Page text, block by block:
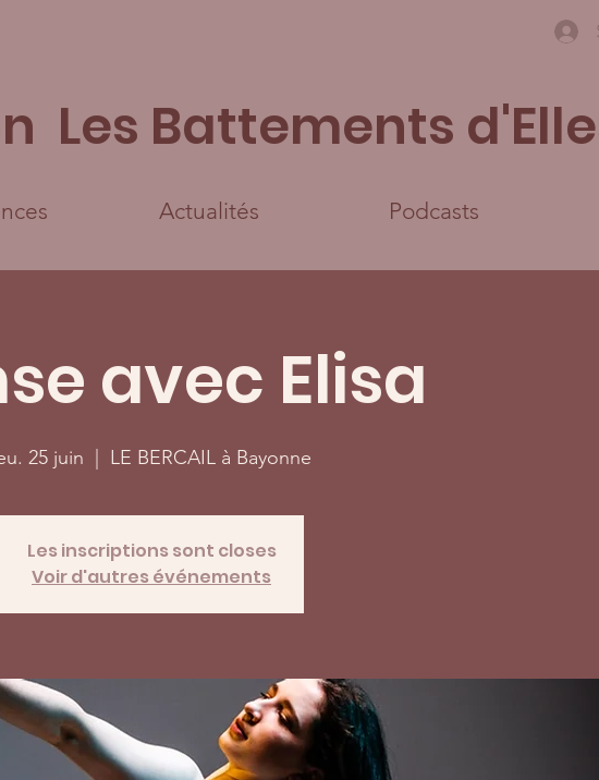
Les Battements
Actualités Podcasts
avec Elisa
25 juin LE BERCAIL à Bayonne
Les inscriptions sont closes
Voir d'autres événements